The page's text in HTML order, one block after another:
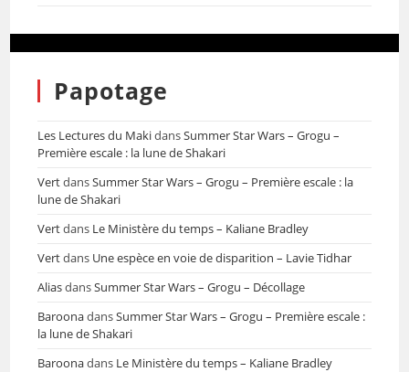
Papotage
Les Lectures du MakidansSummer Star Wars – Grogu –
Première escale : la lune de Shakari
VertdansSummer Star Wars – Grogu – Première escale : la
lune de Shakari
Vertdans Le Ministère du temps – Kaliane Bradley
Vertdans Une espèce en voie de disparition – Lavie Tidhar
AliasdansSummer Star Wars – Grogu – Décollage
BaroonadansSummer Star Wars – Grogu – Première escale :
la lune de Shakari
Baroonadans Le Ministère du temps – Kaliane Bradley